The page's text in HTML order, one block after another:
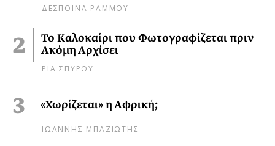
ΔΕΣΠΟΙΝΑ ΡΑΜΜΟΥ
Το Καλοκαίρι που Φωτογραφίζεται πριν
Ακόμη Αρχίσει
ΡΙΑ ΣΠΥΡΟΥ
«Χωρίζεται» η Αφρική;
ΙΩΑΝΝΗΣ ΜΠΑΖΙΩΤΗΣ